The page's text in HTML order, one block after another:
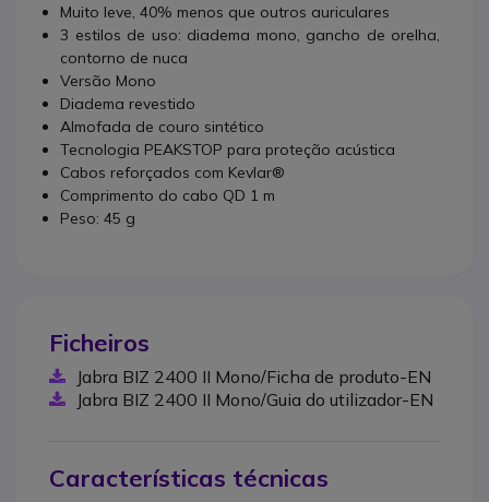
Muito leve, 40% menos que outros auriculares
3 estilos de uso: diadema mono, gancho de orelha,
contorno de nuca
Versão Mono
Diadema revestido
Almofada de couro sintético
Tecnologia PEAKSTOP para proteção acústica
Cabos reforçados com Kevlar®
Comprimento do cabo QD 1 m
Peso: 45 g
Ficheiros
Jabra BIZ 2400 II Mono/Ficha de produto-EN
Jabra BIZ 2400 II Mono/Guia do utilizador-EN
Características técnicas